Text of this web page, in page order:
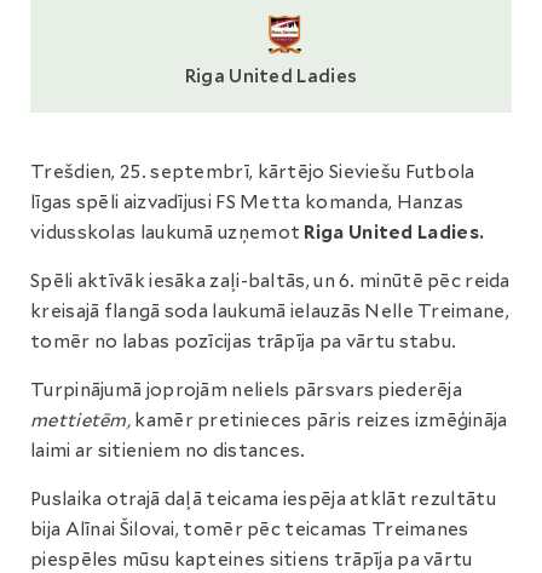
Riga United Ladies
Trešdien, 25. septembrī, kārtējo Sieviešu Futbola
līgas spēli aizvadījusi FS Metta komanda, Hanzas
vidusskolas laukumā uzņemot Riga United Ladies.
Spēli aktīvāk iesāka zaļi-baltās, un 6. minūtē pēc reida
kreisajā flangā soda laukumā ielauzās Nelle Treimane,
tomēr no labas pozīcijas trāpīja pa vārtu stabu.
Turpinājumā joprojām neliels pārsvars piederēja
mettietēm, kamēr pretinieces pāris reizes izmēģināja
laimi ar sitieniem no distances.
Puslaika otrajā daļā teicama iespēja atklāt rezultātu
bija Alīnai Šilovai, tomēr pēc teicamas Treimanes
piespēles mūsu kapteines sitiens trāpīja pa vārtu